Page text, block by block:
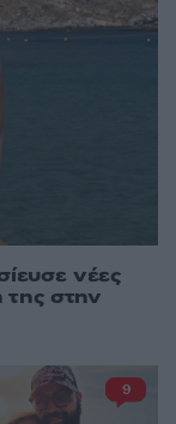
νέες
στην
9